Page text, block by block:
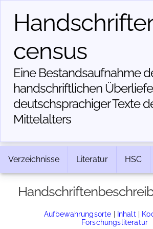
census
Eine Bestandsaufnahme
handschriftlichen
deutschsprachiger Texte
Mittelalters
Verzeichnisse Literatur HSC
Aufbewahrungsorte | Inhalt |
Forschungsliteratur